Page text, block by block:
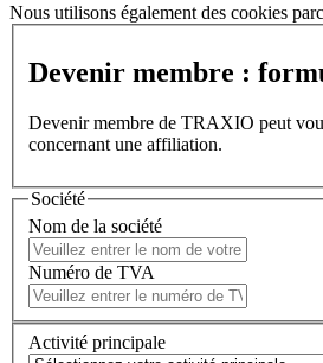
Nous utilisons également des cookies
Devenir membre :
Devenir membre de TRAXIO peut
concernant une affiliation.
Société
Nom de la société
Numéro de TVA
Activité principale